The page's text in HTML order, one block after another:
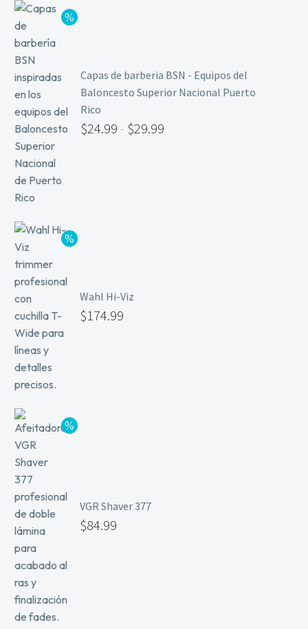
Capas de barberia BSN - Equipos del
Baloncesto Superior Nacional Puerto
Rico
$24.99 - $29.99
Wahl Hi-Viz
$174.99
VGR Shaver 377
$84.99